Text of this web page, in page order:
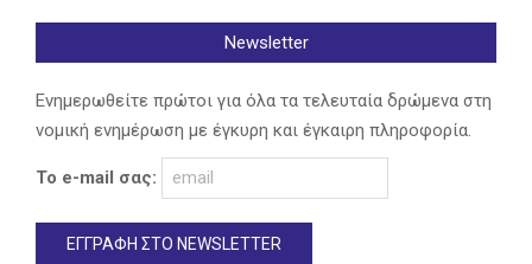
Newsletter
Ενημερωθείτε πρώτοι για όλα τα τελευταία δρώμενα στη
νομική ενημέρωση με έγκυρη και έγκαιρη πληροφορία.
Το e-mail σας: